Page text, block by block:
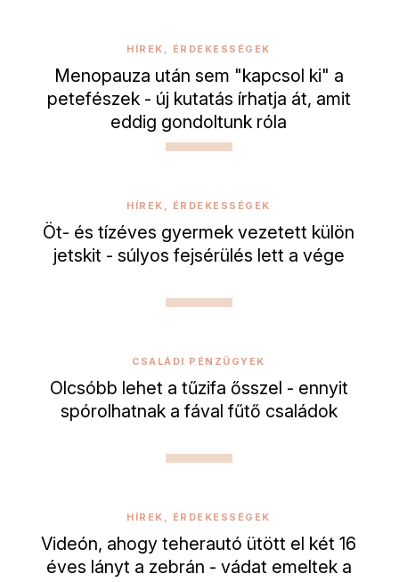
HÍREK, ÉRDEKESSÉGEK
Menopauza után sem "kapcsol ki" a
petefészek - új kutatás írhatja át, amit
eddig gondoltunk róla
HÍREK, ÉRDEKESSÉGEK
Öt- és tízéves gyermek vezetett külön
jetskit - súlyos fejsérülés lett a vége
CSALÁDI PÉNZÜGYEK
Olcsóbb lehet a tűzifa ősszel - ennyit
spórolhatnak a fával fűtő családok
HÍREK, ÉRDEKESSÉGEK
Videón, ahogy teherautó ütött el két 16
éves lányt a zebrán - vádat emeltek a